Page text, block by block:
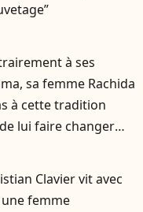
à ses
sa femme Rachida
à cette tradition
lui faire changer
Clavier vit avec
femme